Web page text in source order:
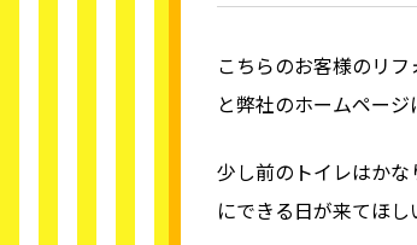
こちらのお客様のリ
と弊社のホームページ
少し前のトイレはか
にできる日が来てほし